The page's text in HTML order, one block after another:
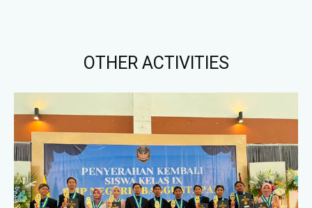
OTHER ACTIVITIES